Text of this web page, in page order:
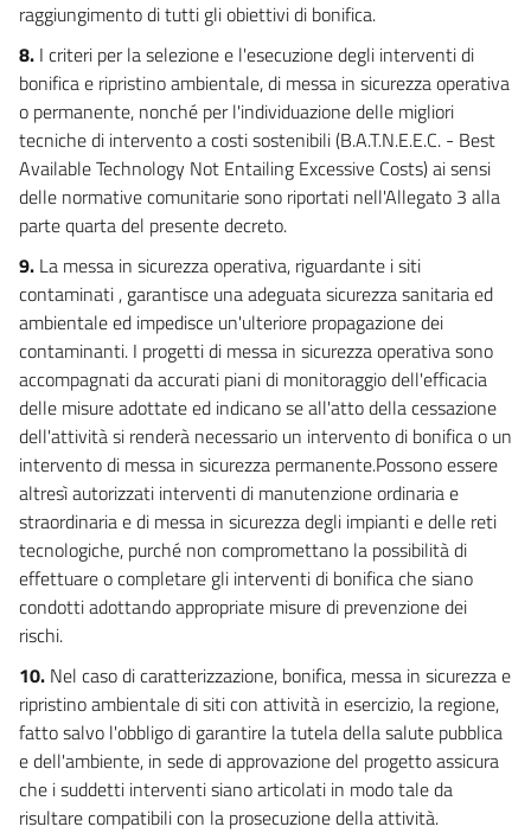
84
85
86
87
88
89
90
TITOLO III
TUTELA DEI CORPI IDRICI E DISCIPLINA DEGLI SCARICHI
CAPO I
AREE RICHIEDENTI SPECIFICHE MISURE DI PREVENZIONE
DALL'INQUINAMENTO E DI RISANAMENTO
91
92
93
94
CAPO II
TUTELA QUANTITATIVA DELLA RISORSA E RISPARMIO IDRICO
95
96
98
99
CAPO III
TUTELA QUALITATIVA DELLA RISORSA: DISCIPLINA DEGLI SCARICHI
100
raggiungimento di tutti gli obiettivi di bonifica.
8. I criteri per la selezione e l'esecuzione degli interventi di
bonifica e ripristino ambientale, di messa in sicurezza operativa
o permanente, nonché per l'individuazione delle migliori
tecniche di intervento a costi sostenibili (B.A.T.N.E.E.C. - Best
Available Technology Not Entailing Excessive Costs) ai sensi
delle normative comunitarie sono riportati nell'Allegato 3 alla
parte quarta del presente decreto.
9. La messa in sicurezza operativa, riguardante i siti
contaminati , garantisce una adeguata sicurezza sanitaria ed
ambientale ed impedisce un'ulteriore propagazione dei
contaminanti. I progetti di messa in sicurezza operativa sono
accompagnati da accurati piani di monitoraggio dell'efficacia
delle misure adottate ed indicano se all'atto della cessazione
dell'attività si renderà necessario un intervento di bonifica o un
intervento di messa in sicurezza permanente.Possono essere
altresì autorizzati interventi di manutenzione ordinaria e
straordinaria e di messa in sicurezza degli impianti e delle reti
tecnologiche, purché non compromettano la possibilità di
effettuare o completare gli interventi di bonifica che siano
condotti adottando appropriate misure di prevenzione dei
rischi.
10. Nel caso di caratterizzazione, bonifica, messa in sicurezza e
ripristino ambientale di siti con attività in esercizio, la regione,
fatto salvo l'obbligo di garantire la tutela della salute pubblica
e dell'ambiente, in sede di approvazione del progetto assicura
che i suddetti interventi siano articolati in modo tale da
risultare compatibili con la prosecuzione della attività.